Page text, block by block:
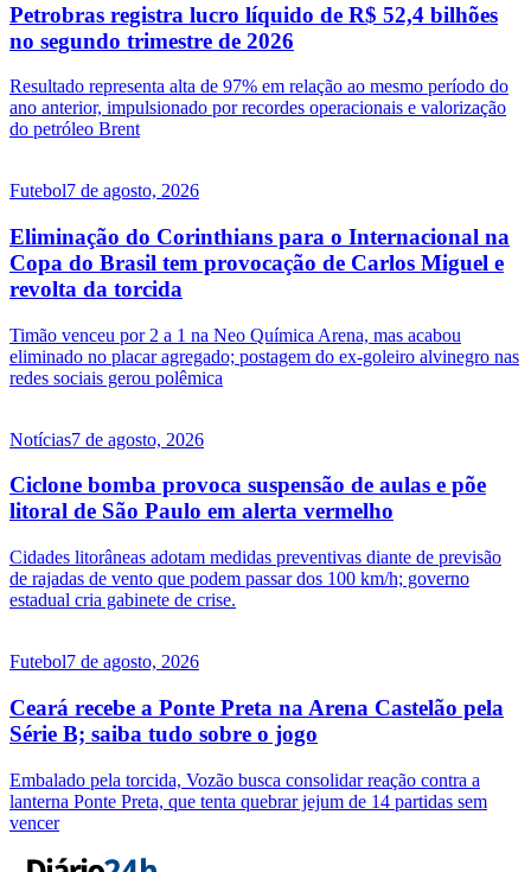
Petrobras registra lucro líquido de R$ 52,4 bilhões
no segundo trimestre de 2026
Resultado representa alta de 97% em relação ao mesmo período do
ano anterior, impulsionado por recordes operacionais e valorização
do petróleo Brent
Futebol7 de agosto, 2026
Eliminação do Corinthians para o Internacional na
Copa do Brasil tem provocação de Carlos Miguel e
revolta da torcida
Timão venceu por 2 a 1 na Neo Química Arena, mas acabou
eliminado no placar agregado; postagem do ex-goleiro alvinegro nas
redes sociais gerou polêmica
Notícias7 de agosto, 2026
Ciclone bomba provoca suspensão de aulas e põe
litoral de São Paulo em alerta vermelho
Cidades litorâneas adotam medidas preventivas diante de previsão
de rajadas de vento que podem passar dos 100 km/h; governo
estadual cria gabinete de crise.
Futebol7 de agosto, 2026
Ceará recebe a Ponte Preta na Arena Castelão pela
Série B; saiba tudo sobre o jogo
Embalado pela torcida, Vozão busca consolidar reação contra a
lanterna Ponte Preta, que tenta quebrar jejum de 14 partidas sem
vencer